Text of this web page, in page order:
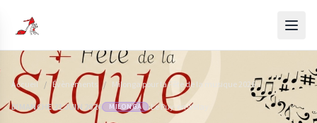
Accueil / Évènements / Milonga pour la Fête de la musique 2026
DIMANCHE 21 JUIN 2026 MILONGA ·Le Puy-en-Velay